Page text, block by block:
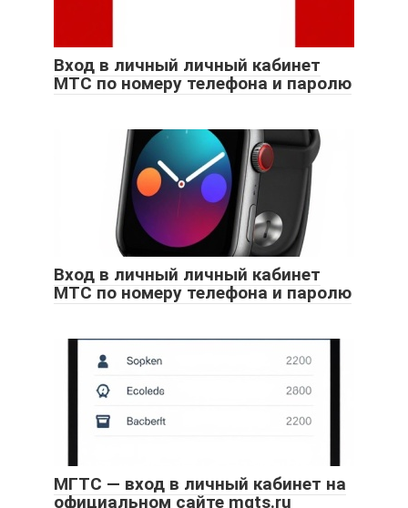
Вход в личный личный кабинет
МТС по номеру телефона и паролю
Вход в личный личный кабинет
МТС по номеру телефона и паролю
МГТС — вход в личный кабинет на
официальном сайте mgts.ru